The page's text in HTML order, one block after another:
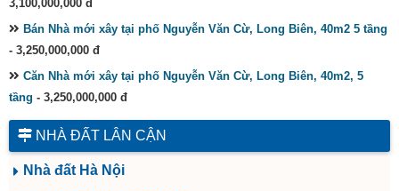
3,100,000,000 đ
Bán Nhà mới xây tại phố Nguyễn Văn Cừ, Long Biên, 40m2 5 tầng
- 3,250,000,000 đ
Căn Nhà mới xây tại phố Nguyễn Văn Cừ, Long Biên, 40m2, 5
tầng - 3,250,000,000 đ
NHÀ ĐẤT LÂN CẬN
Nhà đất Hà Nội